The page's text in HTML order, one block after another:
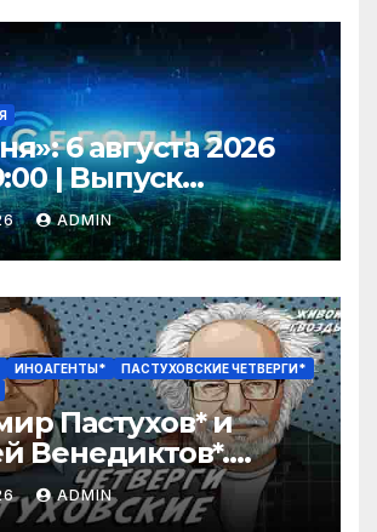
6 августа 2026
| Выпуск
| Новости НТВ
ADMIN
ИНОАГЕНТЫ*
ПАСТУХОВСКИЕ ЧЕТВЕРГИ*
Пастухов* и
Венедиктов*.
четверги /
ADMIN